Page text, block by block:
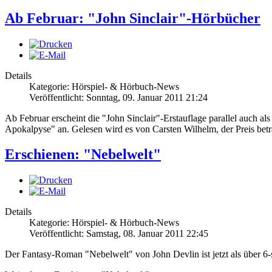
Ab Februar: "John Sinclair"-Hörbücher
Details
Kategorie: Hörspiel- & Hörbuch-News
Veröffentlicht: Sonntag, 09. Januar 2011 21:24
Ab Februar erscheint die "John Sinclair"-Erstauflage parallel auch
Apokalpyse" an. Gelesen wird es von Carsten Wilhelm, der Preis
Erschienen: "Nebelwelt"
Details
Kategorie: Hörspiel- & Hörbuch-News
Veröffentlicht: Samstag, 08. Januar 2011 22:45
Der Fantasy-Roman "Nebelwelt" von John Devlin ist jetzt als über